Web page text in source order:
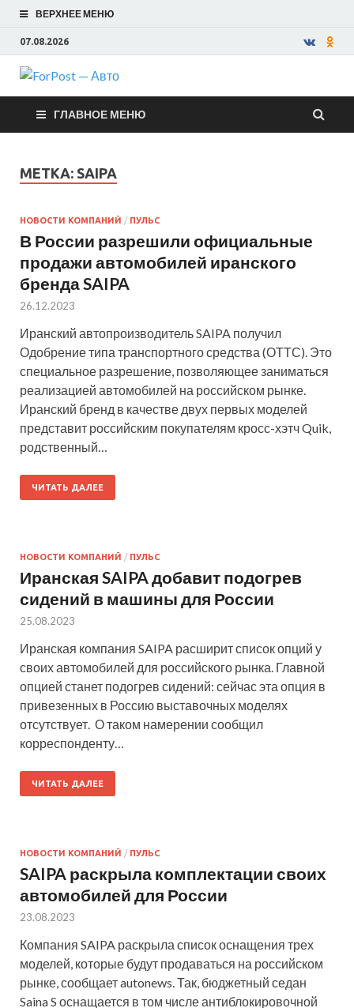
ВЕРХНЕЕ МЕНЮ
07.08.2026
ForPost —
Авто
ГЛАВНОЕ МЕНЮ
МЕТКА: SAIPA
НОВОСТИ КОМПАНИЙ / ПУЛЬС
В России разрешили официальные
продажи автомобилей иранского
бренда SAIPA
26.12.2023
Иранский автопроизводитель SAIPA получил
Одобрение типа транспортного средства (ОТТС). Это
специальное разрешение, позволяющее заниматься
реализацией автомобилей на российском рынке.
Иранский бренд в качестве двух первых моделей
представит российским покупателям кросс-хэтч Quik,
родственный…
ЧИТАТЬ ДАЛЕЕ
НОВОСТИ КОМПАНИЙ / ПУЛЬС
Иранская SAIPA добавит подогрев
сидений в машины для России
25.08.2023
Иранская компания SAIPA расширит список опций у
своих автомобилей для российского рынка. Главной
опцией станет подогрев сидений: сейчас эта опция в
привезенных в Россию выставочных моделях
отсутствует. О таком намерении сообщил
корреспонденту…
ЧИТАТЬ ДАЛЕЕ
НОВОСТИ КОМПАНИЙ / ПУЛЬС
SAIPA раскрыла комплектации своих
автомобилей для России
23.08.2023
Компания SAIPA раскрыла список оснащения трех
моделей, которые будут продаваться на российском
рынке, сообщает autonews. Так, бюджетный седан
Saina S оснащается в том числе антиблокировочной